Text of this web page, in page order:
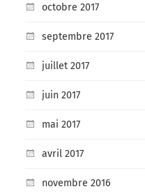
octobre 2017
septembre 2017
juillet 2017
juin 2017
mai 2017
avril 2017
novembre 2016